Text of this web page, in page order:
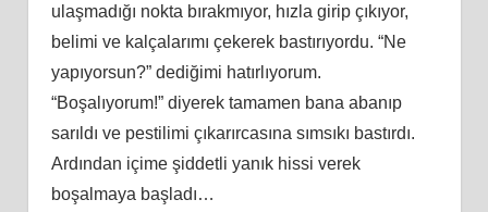
ulaşmadığı nokta bırakmıyor, hızla girip çıkıyor,
belimi ve kalçalarımı çekerek bastırıyordu. “Ne
yapıyorsun?” dediğimi hatırlıyorum.
“Boşalıyorum!” diyerek tamamen bana abanıp
sarıldı ve pestilimi çıkarırcasına sımsıkı bastırdı.
Ardından içime şiddetli yanık hissi verek
boşalmaya başladı…